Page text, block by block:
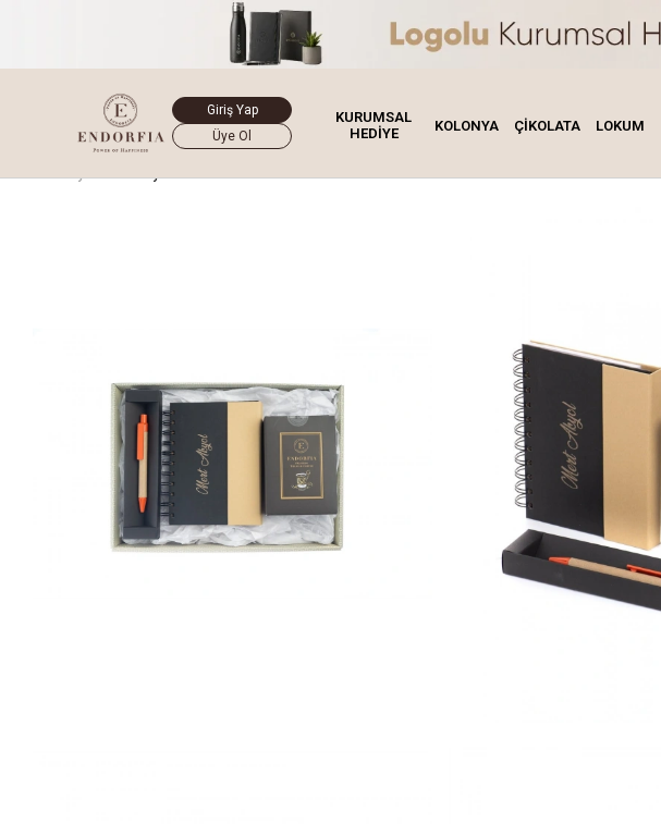
Giriş Yap
Üye Ol
KURUMSAL
HEDİYE
KOLONYA ÇİKOLATA LOKUM